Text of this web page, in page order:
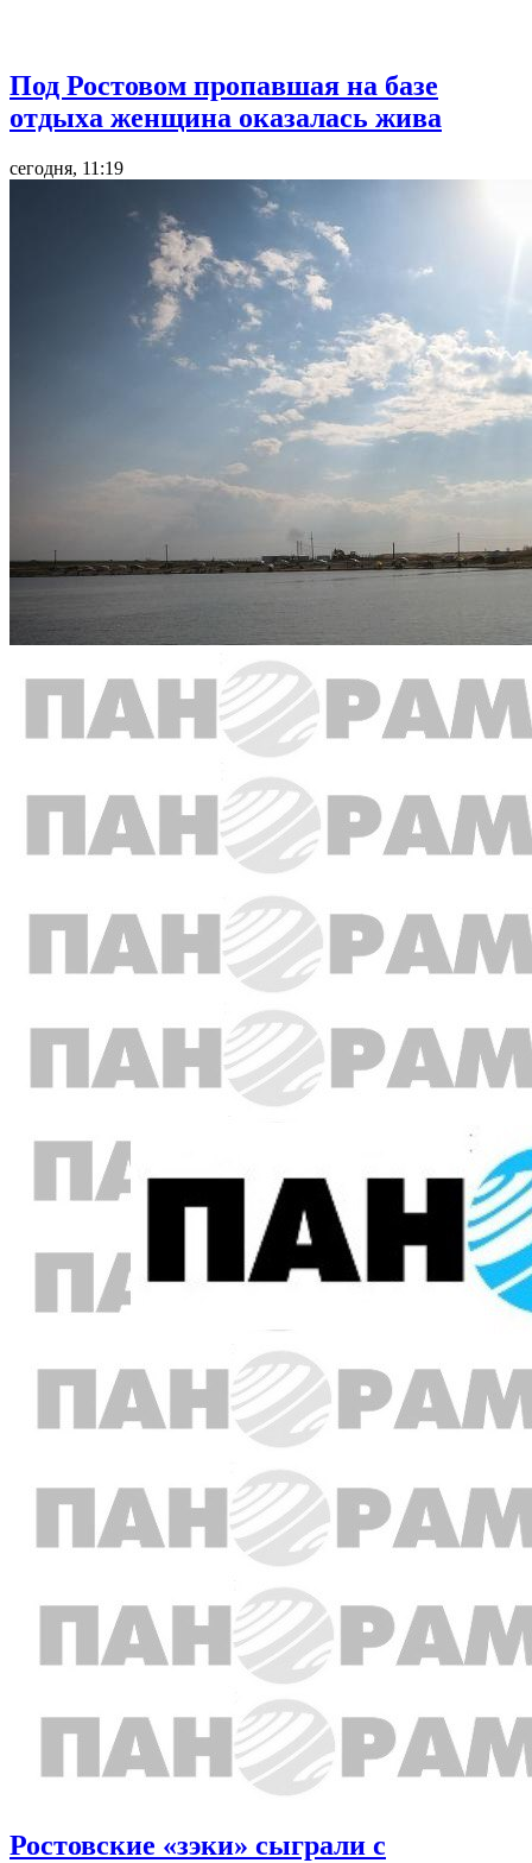
Под Ростовом пропавшая на базе
отдыха женщина оказалась жива
сегодня, 11:19
Ростовские «зэки» сыграли с